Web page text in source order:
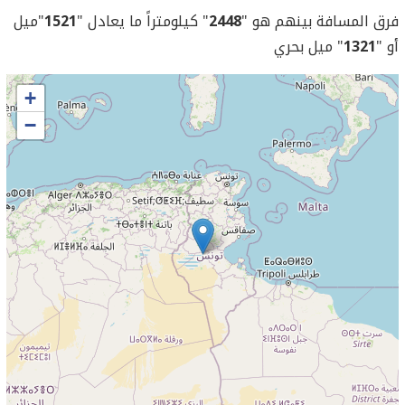
فرق المسافة بينهم هو "2448" كيلومتراً ما يعادل "1521"ميل
أو "1321" ميل بحري
+
−